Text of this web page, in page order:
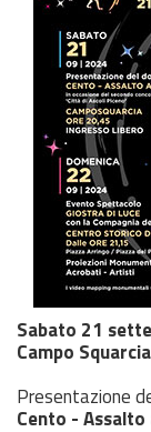
Sabato 21
Campo Squarcia
Presentazione
Cento -